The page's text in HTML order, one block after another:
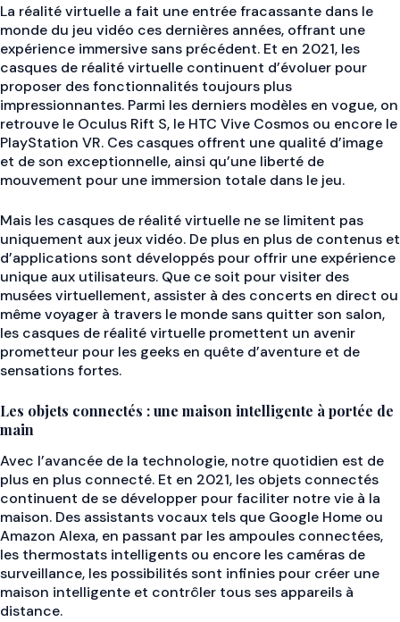
La réalité virtuelle a fait une entrée fracassante dans le
monde du jeu vidéo ces dernières années, offrant une
expérience immersive sans précédent. Et en 2021, les
casques de réalité virtuelle continuent d’évoluer pour
proposer des fonctionnalités toujours plus
impressionnantes. Parmi les derniers modèles en vogue, on
retrouve le Oculus Rift S, le HTC Vive Cosmos ou encore le
PlayStation VR. Ces casques offrent une qualité d’image
et de son exceptionnelle, ainsi qu’une liberté de
mouvement pour une immersion totale dans le jeu.
Mais les casques de réalité virtuelle ne se limitent pas
uniquement aux jeux vidéo. De plus en plus de contenus et
d’applications sont développés pour offrir une expérience
unique aux utilisateurs. Que ce soit pour visiter des
musées virtuellement, assister à des concerts en direct ou
même voyager à travers le monde sans quitter son salon,
les casques de réalité virtuelle promettent un avenir
prometteur pour les geeks en quête d’aventure et de
sensations fortes.
Les objets connectés : une maison intelligente à portée de
main
Avec l’avancée de la technologie, notre quotidien est de
plus en plus connecté. Et en 2021, les objets connectés
continuent de se développer pour faciliter notre vie à la
maison. Des assistants vocaux tels que Google Home ou
Amazon Alexa, en passant par les ampoules connectées,
les thermostats intelligents ou encore les caméras de
surveillance, les possibilités sont infinies pour créer une
maison intelligente et contrôler tous ses appareils à
distance.